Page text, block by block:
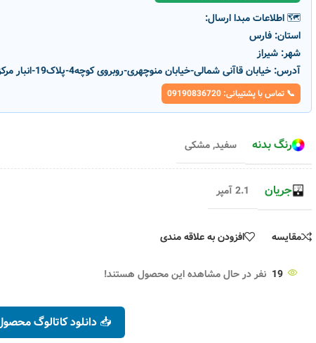
🗺️ اطلاعات مبدا ارسال:
استان:فارس
شهر:شیراز
آدرس:خیابان قاآنی شمالی-خیابان منوچهری-روبروی کوچه4-پلاک19-انبار مرکزی پارسانور
📞 تماس با پشتیبانی: 09190836720
رنگ بدنه سفید,مشکی
جریان 2.1 آمپر
مقایسه افزودن به علاقه مندی
19 نفر در حال مشاهده این محصول هستند!
📥 دانلود کاتالوگ